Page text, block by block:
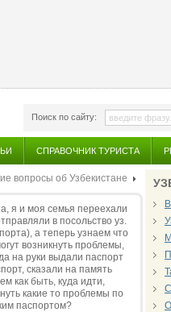
Поиск по сайту:
СПРАВОЧНИК ТУРИСТА
вопросы об Узбекистане
я и моя семья переехали
в посольство уз.
а теперь узнаем что
возникнуть проблемы,
на руки выдали паспорт
сказали на память
как быть, куда идти,
какие то проблемы по
паспортом?